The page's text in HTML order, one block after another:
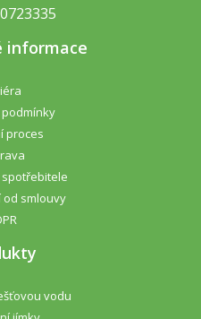
informace
proces
smlouvy
vodu